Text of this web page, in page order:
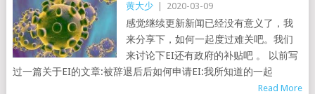
黄大少 2020-03-09
感觉继续更新新闻已经没有意义了，我
来分享下，如何一起度过难关吧。我们
来讨论下EI还有政府的补贴吧 。 以前写
过一篇关于EI的文章:被辞退后后如何申请EI:我所知道的一起
Read More